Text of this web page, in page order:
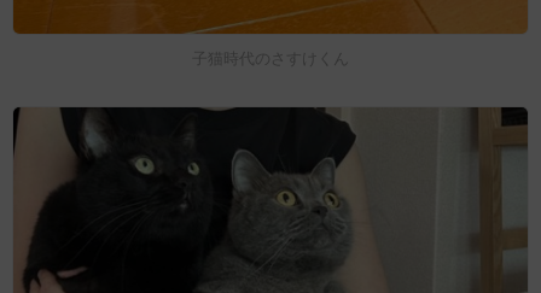
子猫時代のさすけくん